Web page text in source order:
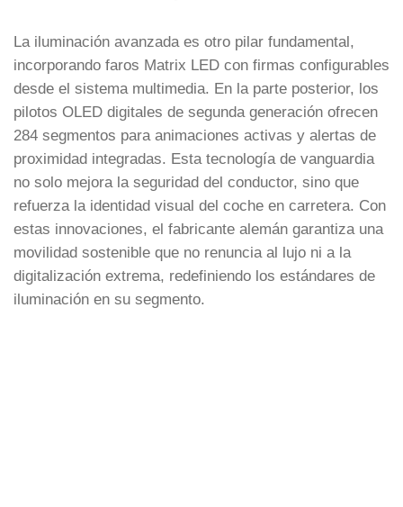
La iluminación avanzada es otro pilar fundamental,
incorporando faros Matrix LED con firmas configurables
desde el sistema multimedia. En la parte posterior, los
pilotos OLED digitales de segunda generación ofrecen
284 segmentos para animaciones activas y alertas de
proximidad integradas. Esta tecnología de vanguardia
no solo mejora la seguridad del conductor, sino que
refuerza la identidad visual del coche en carretera. Con
estas innovaciones, el fabricante alemán garantiza una
movilidad sostenible que no renuncia al lujo ni a la
digitalización extrema, redefiniendo los estándares de
iluminación en su segmento.